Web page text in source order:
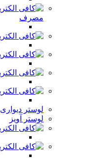
مصرف
لوستر دیواری
لوستر آویز